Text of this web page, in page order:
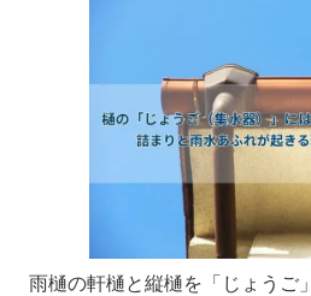
雨樋の軒樋と縦樋を「じょうご